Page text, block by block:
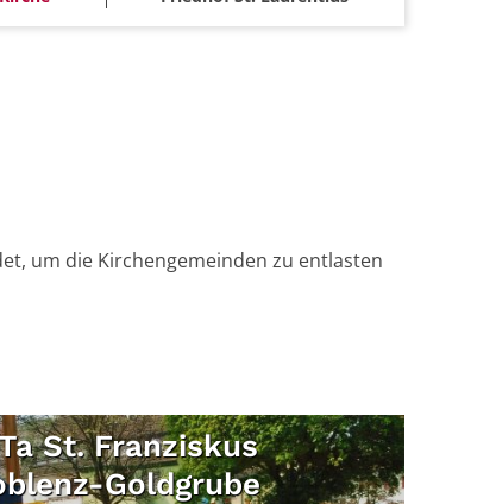
um die Kirchengemeinden zu entlasten
St. Franziskus
Goldgrube